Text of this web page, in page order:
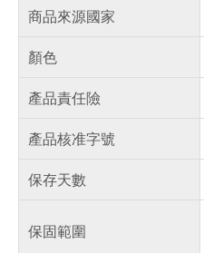
商品來源國家
顏色
產品責任險
產品核准字號
保存天數
保固範圍